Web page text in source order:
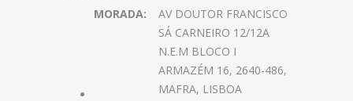
MORADA:
AV DOUTOR FRANCISCO
SÁ CARNEIRO 12/12A
N.E.M BLOCO I
ARMAZÉM 16, 2640-486,
MAFRA, LISBOA